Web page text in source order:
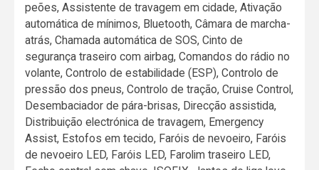
peões, Assistente de travagem em cidade, Ativação
automática de mínimos, Bluetooth, Câmara de marcha-
atrás, Chamada automática de SOS, Cinto de
segurança traseiro com airbag, Comandos do rádio no
volante, Controlo de estabilidade (ESP), Controlo de
pressão dos pneus, Controlo de tração, Cruise Control,
Desembaciador de pára-brisas, Direcção assistida,
Distribuição electrónica de travagem, Emergency
Assist, Estofos em tecido, Faróis de nevoeiro, Faróis
de nevoeiro LED, Faróis LED, Farolim traseiro LED,